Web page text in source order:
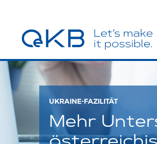
UKRAINE-FAZILITÄT
Mehr